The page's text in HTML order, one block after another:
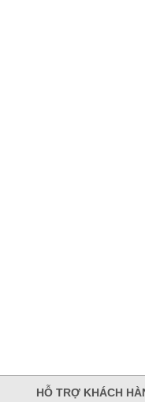
HỖ TRỢ KHÁCH